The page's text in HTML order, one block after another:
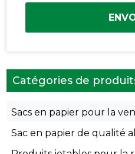
Catégories de
Sacs en papier pour la
Sac en papier de qualité